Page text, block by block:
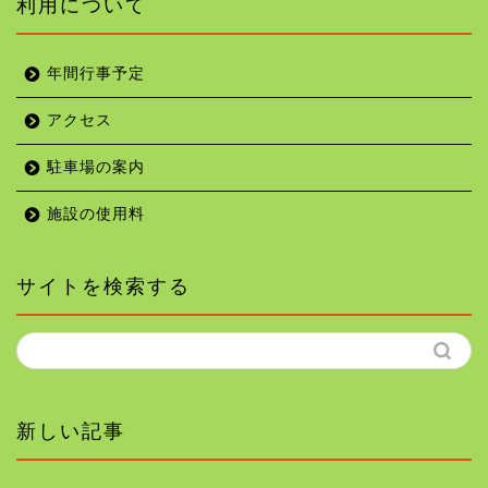
利用について
年間行事予定
アクセス
駐車場の案内
施設の使用料
サイトを検索する
新しい記事